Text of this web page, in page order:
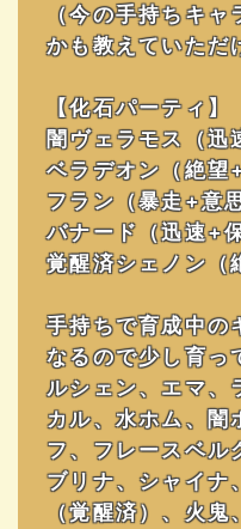
（今の手持ちキ
かも教えていただ
【化石パーティ】
闇ヴェラモス（迅
ベラデオン（絶望
フラン（暴走+意思
バナード（迅速+
覚醒済シェノン（
手持ちで育成中の
なるので少し育っ
ルシェン、エマ、
カル、水ホム、闇
フ、フレースベル
ブリナ、シャイナ
（覚醒済）、火